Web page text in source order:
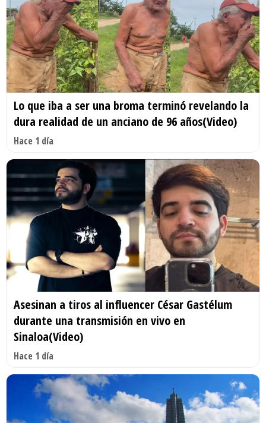
Lo que iba a ser una broma terminó revelando la
dura realidad de un anciano de 96 años(Video)
Hace 1 día
Asesinan a tiros al influencer César Gastélum
durante una transmisión en vivo en
Sinaloa(Video)
Hace 1 día